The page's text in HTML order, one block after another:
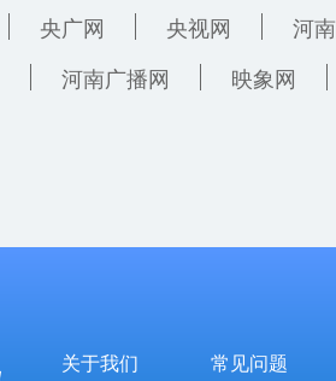
央广网 央视网
河
河南广播网 映象网
关于我们 常见问题